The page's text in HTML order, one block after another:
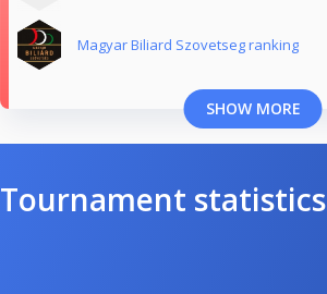
Magyar Biliard Szovetseg ranking
SHOW MORE
Tournament statistics